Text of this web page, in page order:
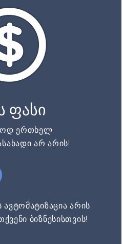
ფასი
ერთხელ.
არ არის!
ავტომატიზაცია არის
ბიზნესისთვის!